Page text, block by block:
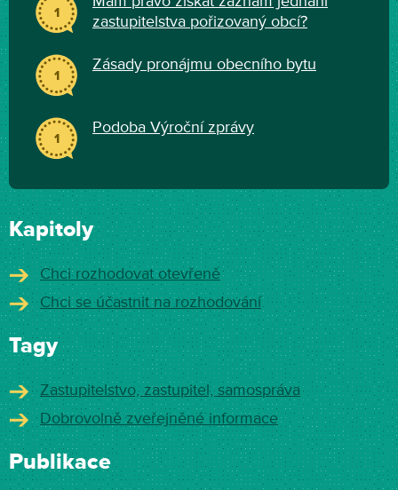
1
zastupitelstva pořizovaný obcí?
1
Zásady pronájmu obecního bytu
1
Podoba Výroční zprávy
Kapitoly
Chci rozhodovat otevřeně
Chci se účastnit na rozhodování
Tagy
Zastupitelstvo, zastupitel, samospráva
Dobrovolně zveřejněné informace
Publikace